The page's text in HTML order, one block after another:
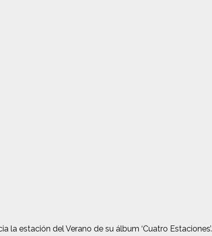
estación del Verano de su álbum ‘Cuatro Estaciones’.